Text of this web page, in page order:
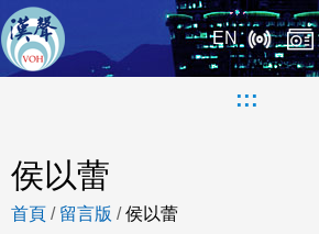
EN
:::
侯以蕾
首頁 / 留言版 /侯以蕾